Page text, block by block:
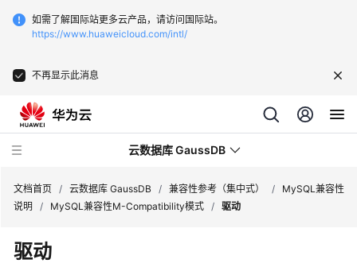
如需了解国际站更多云产品，请访问国际站。
https://www.huaweicloud.com/intl/
不再显示此消息
云数据库 GaussDB
新
文档首页 / 云数据库 GaussDB / 兼容性参考（集中式） /
MySQL兼容性
说明
/ MySQL兼容性M-Compatibility模式 / 驱动
驱动